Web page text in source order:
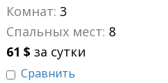
Комнат: 3
Спальных мест: 8
61 $ за сутки
Сравнить